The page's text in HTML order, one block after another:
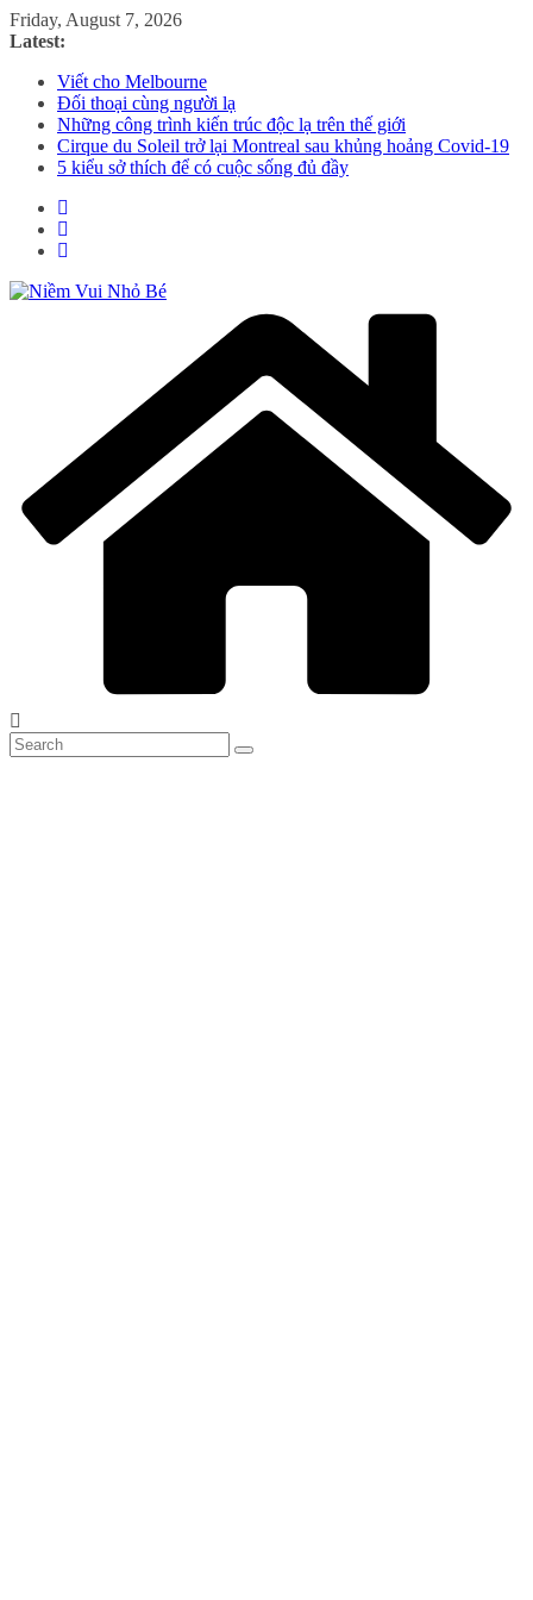
Skip
to
Friday, August 7, 2026
Latest:
Viết cho Melbourne
Đối thoại cùng người lạ
Những công trình kiến trúc độc lạ trên thế giới
Cirque du Soleil trở lại Montreal sau khủng hoảng Covid-19
5 kiểu sở thích để có cuộc sống đủ đầy